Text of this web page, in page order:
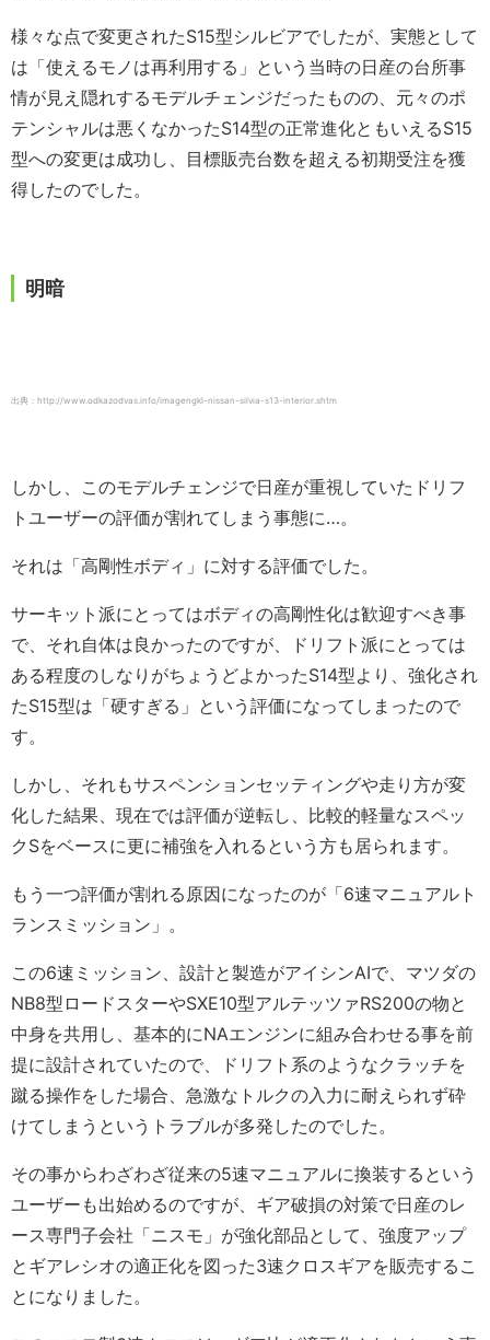
様々な点で変更されたS15型シルビアでしたが、実態として
は「使えるモノは再利用する」という当時の日産の台所事
情が見え隠れするモデルチェンジだったものの、元々のポ
テンシャルは悪くなかったS14型の正常進化ともいえるS15
型への変更は成功し、目標販売台数を超える初期受注を獲
得したのでした。
明暗
出典：http://www.odkazodvas.info/imagengkl-nissan-silvia-s13-interior.shtm
しかし、このモデルチェンジで日産が重視していたドリフ
トユーザーの評価が割れてしまう事態に…。
それは「高剛性ボディ」に対する評価でした。
サーキット派にとってはボディの高剛性化は歓迎すべき事
で、それ自体は良かったのですが、ドリフト派にとっては
ある程度のしなりがちょうどよかったS14型より、強化され
たS15型は「硬すぎる」という評価になってしまったので
す。
しかし、それもサスペンションセッティングや走り方が変
化した結果、現在では評価が逆転し、比較的軽量なスペッ
クSをベースに更に補強を入れるという方も居られます。
もう一つ評価が割れる原因になったのが「6速マニュアルト
ランスミッション」。
この6速ミッション、設計と製造がアイシンAIで、マツダの
NB8型ロードスターやSXE10型アルテッツァRS200の物と
中身を共用し、基本的にNAエンジンに組み合わせる事を前
提に設計されていたので、ドリフト系のようなクラッチを
蹴る操作をした場合、急激なトルクの入力に耐えられず砕
けてしまうというトラブルが多発したのでした。
その事からわざわざ従来の5速マニュアルに換装するという
ユーザーも出始めるのですが、ギア破損の対策で日産のレ
ース専門子会社「ニスモ」が強化部品として、強度アップ
とギアレシオの適正化を図った3速クロスギアを販売するこ
とになりました。